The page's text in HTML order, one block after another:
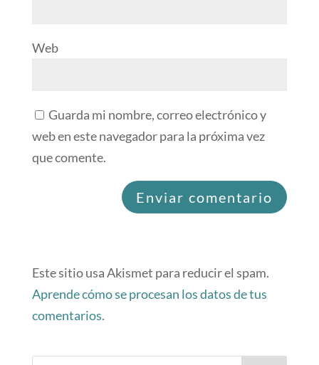
Web
Guarda mi nombre, correo electrónico y
web en este navegador para la próxima vez
que comente.
Este sitio usa Akismet para reducir el spam.
Aprende cómo se procesan los datos de tus
comentarios.